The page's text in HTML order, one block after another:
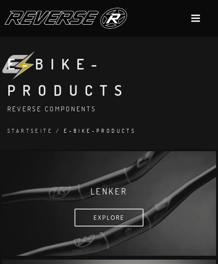
E-BIKE-
PRODUCTS
REVERSE COMPONENTS
STARTSEITE / E-BIKE-PRODUCTS
LENKER
EXPLORE